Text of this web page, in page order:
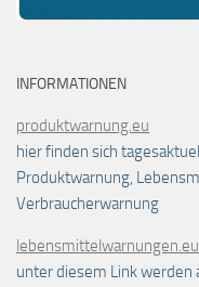
INFORMATIONEN
produktwarnung.eu
hier finden sich
Produktwarnung,
Verbraucherwarnung
lebensmittelwarnungen.eu
unter diesem Link werden